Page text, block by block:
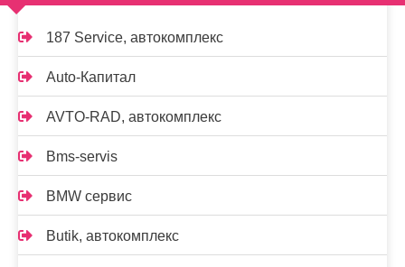
187 Service, автокомплекс
Auto-Капитал
AVTO-RAD, автокомплекс
Bms-servis
BMW сервис
Butik, автокомплекс